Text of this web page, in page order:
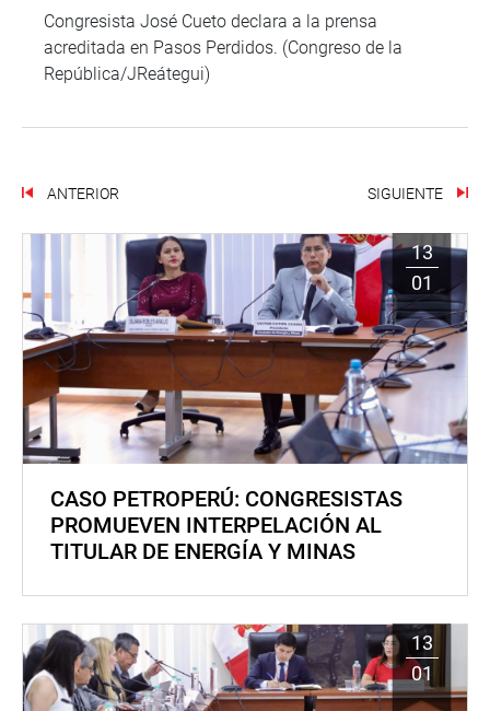
Congresista José Cueto declara a la prensa
acreditada en Pasos Perdidos. (Congreso de la
República/JReátegui)
ANTERIOR SIGUIENTE
13
01
CASO PETROPERÚ: CONGRESISTAS
PROMUEVEN INTERPELACIÓN AL
TITULAR DE ENERGÍA Y MINAS
13
01